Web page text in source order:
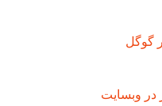
گوگل
در وبسایت